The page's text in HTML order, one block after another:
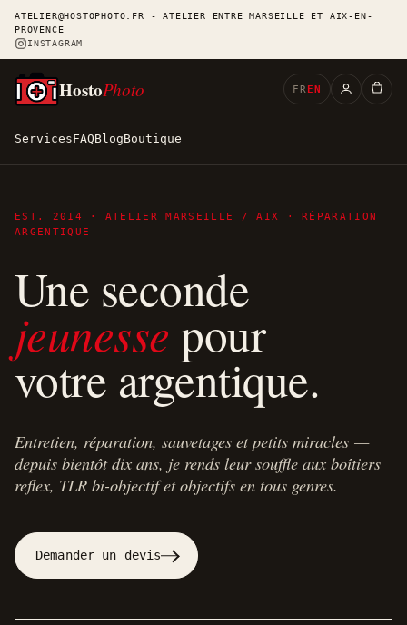
ATELIER@HOSTOPHOTO.FR - ATELIER ENTRE MARSEILLE ET AIX-EN-
PROVENCE
INSTAGRAM
ServicesFAQBlogBoutique
HostoPhoto FR EN
EST. 2014 · ATELIER MARSEILLE / AIX · RÉPARATION
ARGENTIQUE
Une seconde
jeunesse pour
votre argentique.
Entretien, réparation, sauvetages et petits miracles —
depuis bientôt dix ans, je rends leur souffle aux boîtiers
reflex, TLR bi-objectif et objectifs en tous genres.
Demander un devis